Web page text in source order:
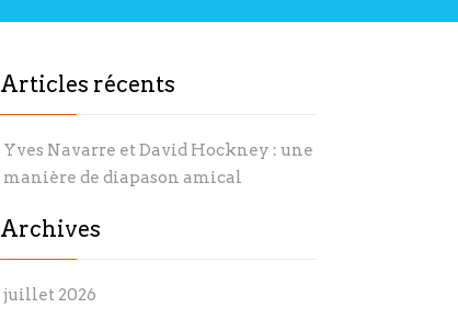
Articles récents
Yves Navarre et David Hockney : une
manière de diapason amical
Archives
juillet 2026